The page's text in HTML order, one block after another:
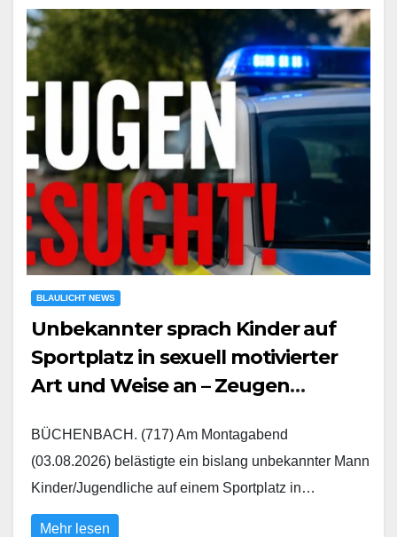
BLAULICHT NEWS
Unbekannter sprach Kinder auf
Sportplatz in sexuell motivierter
Art und Weise an – Zeugen
BÜCHENBACH. (717) Am Montagabend
(03.08.2026) belästigte ein bislang unbekannter Mann
Kinder/Jugendliche auf einem Sportplatz in…
Mehr lesen